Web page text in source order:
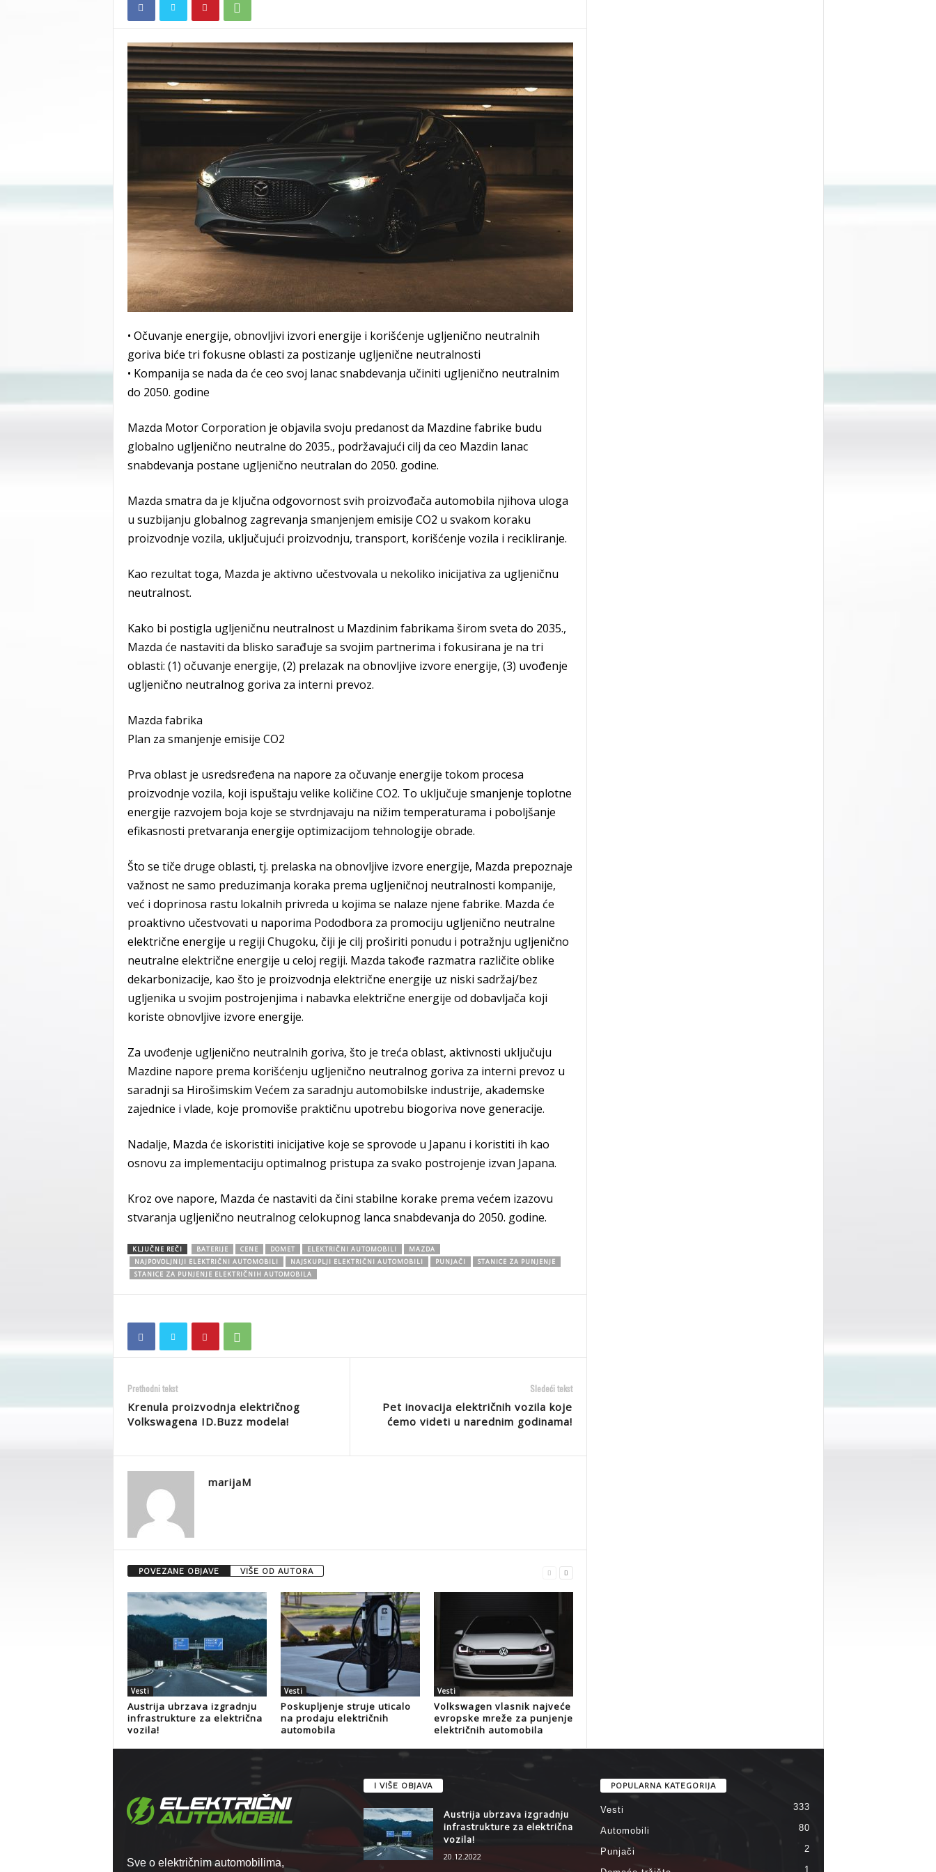
• Očuvanje energije, obnovljivi izvori energije i korišćenje ugljenično neutralnih
goriva biće tri fokusne oblasti za postizanje ugljenične neutralnosti
• Kompanija se nada da će ceo svoj lanac snabdevanja učiniti ugljenično neutralnim
do 2050. godine
Mazda Motor Corporation je objavila svoju predanost da Mazdine fabrike budu
globalno ugljenično neutralne do 2035., podržavajući cilj da ceo Mazdin lanac
snabdevanja postane ugljenično neutralan do 2050. godine.
Mazda smatra da je ključna odgovornost svih proizvođača automobila njihova uloga
u suzbijanju globalnog zagrevanja smanjenjem emisije CO2 u svakom koraku
proizvodnje vozila, uključujući proizvodnju, transport, korišćenje vozila i recikliranje.
Kao rezultat toga, Mazda je aktivno učestvovala u nekoliko inicijativa za ugljeničnu
neutralnost.
Kako bi postigla ugljeničnu neutralnost u Mazdinim fabrikama širom sveta do 2035.,
Mazda će nastaviti da blisko sarađuje ​​sa svojim partnerima i fokusirana je na tri
oblasti: (1) očuvanje energije, (2) prelazak na obnovljive izvore energije, (3) uvođenje
ugljenično neutralnog goriva za interni prevoz.
Mazda fabrika
Plan za smanjenje emisije CO2
Prva oblast je usredsređena na napore za očuvanje energije tokom procesa
proizvodnje vozila, koji ispuštaju velike količine CO2. To uključuje smanjenje toplotne
energije razvojem boja koje se stvrdnjavaju na nižim temperaturama i poboljšanje
efikasnosti pretvaranja energije optimizacijom tehnologije obrade.
Što se tiče druge oblasti, tj. prelaska na obnovljive izvore energije, Mazda prepoznaje
važnost ne samo preduzimanja koraka prema ugljeničnoj neutralnosti kompanije,
već i doprinosa rastu lokalnih privreda u kojima se nalaze njene fabrike. Mazda će
proaktivno učestvovati u naporima Pododbora za promociju ugljenično neutralne
električne energije u regiji Chugoku, čiji je cilj proširiti ponudu i potražnju ugljenično
neutralne električne energije u celoj regiji. Mazda takođe razmatra različite oblike
dekarbonizacije, kao što je proizvodnja električne energije uz niski sadržaj/bez
ugljenika u svojim postrojenjima i nabavka električne energije od dobavljača koji
koriste obnovljive izvore energije.
Za uvođenje ugljenično neutralnih goriva, što je treća oblast, aktivnosti uključuju
Mazdine napore prema korišćenju ugljenično neutralnog goriva za interni prevoz u
saradnji sa Hirošimskim Većem za saradnju automobilske industrije, akademske
zajednice i vlade, koje promoviše praktičnu upotrebu biogoriva nove generacije.
Nadalje, Mazda će iskoristiti inicijative koje se sprovode u Japanu i koristiti ih kao
osnovu za implementaciju optimalnog pristupa za svako postrojenje izvan Japana.
Kroz ove napore, Mazda će nastaviti da čini stabilne korake prema većem izazovu
stvaranja ugljenično neutralnog celokupnog lanca snabdevanja do 2050. godine.
KLJUČNE REČI BATERIJE CENE DOMET ELEKTRIČNI AUTOMOBILI
MAZDA
NAJPOVOLJNIJI ELEKTRIČNI AUTOMOBILI
NAJSKUPLJI ELEKTRIČNI AUTOMOBILI PUNJAČI
STANICE ZA PUNJENJE
STANICE ZA PUNJENJE ELEKTRIČNIH AUTOMOBILA
Prethodni tekst
Krenula proizvodnja električnog
Volkswagena ID.Buzz modela!
Sledeći tekst
Pet inovacija električnih vozila koje
ćemo videti u narednim godinama!
marijaM
POVEZANE OBJAVE VIŠE OD AUTORA
Vesti
Austrija ubrzava izgradnju
infrastrukture za električna
vozila!
Vesti
Poskupljenje struje uticalo
na prodaju električnih
automobila
Vesti
Volkswagen vlasnik najveće
evropske mreže za punjenje
električnih automobila
Sve o električnim automobilima,
I VIŠE OBJAVA
Austrija ubrzava izgradnju
infrastrukture za električna
vozila!
20.12.2022
POPULARNA KATEGORIJA
Vesti 333
Automobili 80
Punjači 2
1